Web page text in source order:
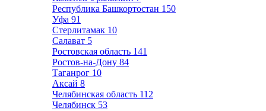
Республика Башкортостан 150
Уфа 91
Стерлитамак 10
Салават 5
Ростовская область 141
Ростов-на-Дону 84
Таганрог 10
Аксай 8
Челябинская область 112
Челябинск 53